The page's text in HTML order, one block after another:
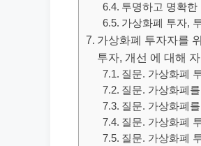
투명하고 명확한
가상화폐 투자,
가상화폐 투자자를
투자, 개선 에 대해
질문. 가상화폐
질문. 가상화폐
질문. 가상화폐
질문. 가상화폐
질문. 가상화폐